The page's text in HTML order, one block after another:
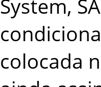
System,
colocada